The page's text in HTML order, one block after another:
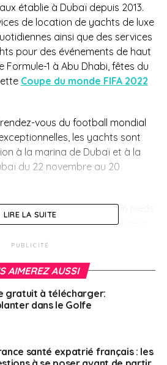
établie à Dubaï depuis 2013.
de location de yachts de luxe
ainsi que des services
pour des événements de haut
Formule-1 à Abu Dhabi, fêtes du
Coupe du monde FIFA 2022
vous du football mondial
les yachts sont
à la marina de Dubaï et à la
du 22 novembre au 20
entre des yachts de 56 pieds
quotidiens sont d’ores et déjà
meilleures conditions pour suivre
FIFA 2022 depuis Dubaï, en
en direct tout en surplombant
louer un yacht dès
simplement le nombre d’invités
nous votre journée idéale, et
le yacht parfait !
LIRE LA SUITE
PUBLICITÉ
AIMEREZ AUSSI
gratuit à télécharger:
dans le Golfe
santé expatrié français : les